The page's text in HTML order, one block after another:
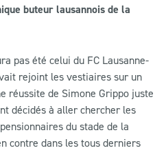
buteur lausannois de la
pas été celui du FC Lausanne-
rejoint les vestiaires sur un
réussite de Simone Grippo juste
décidés à aller chercher les
du stade de la
contre dans les tous derniers